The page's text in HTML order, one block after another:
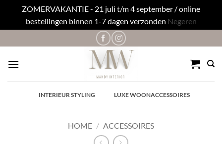
ZOMERVAKANTIE - 21 juli t/m 4 september / online
bestellingen binnen 1-7 dagen verzonden Negeren
naar
inhoud
INTERIEUR STYLING LUXE WOONACCESSOIRES
HOME / ACCESSOIRES